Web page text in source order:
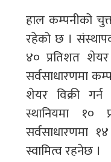
हाल कम्पनीको
रहेको छ ।
४० प्रतिशत
सर्वसाधारणमा
शेयर विक्री
स्थानियमा १०
सर्वसाधारणमा
स्वामित्व रहनेछ ।